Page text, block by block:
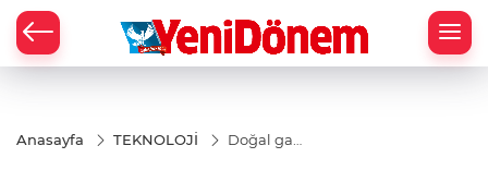
Anasayfa TEKNOLOJİ
Doğal gaz